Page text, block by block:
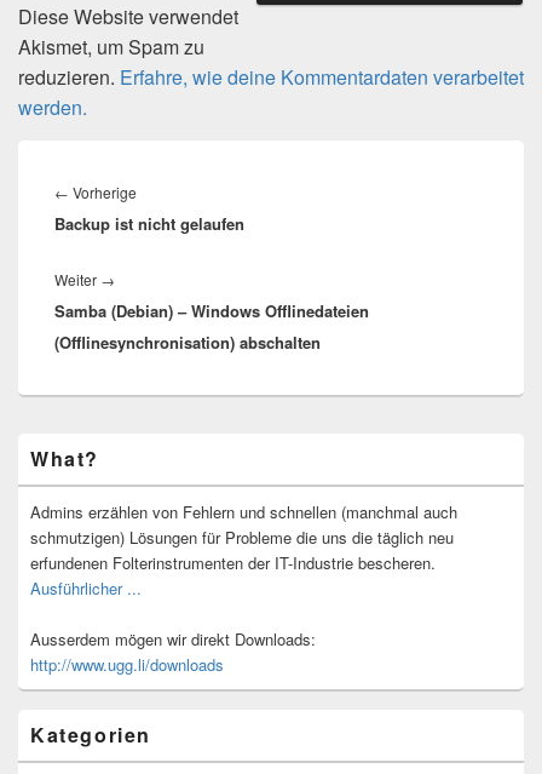
Diese Website verwendet
Akismet, um Spam zu
reduzieren. Erfahre, wie deine Kommentardaten verarbeitet
werden.
← Vorherige
Beitrag:
Backup ist nicht gelaufen
Weiter →
Beitrag:
Samba (Debian) – Windows Offlinedateien
(Offlinesynchronisation) abschalten
Seitenleisten-
Widgetbereich
What?
Admins erzählen von Fehlern und schnellen (manchmal auch
schmutzigen) Lösungen für Probleme die uns die täglich neu
erfundenen Folterinstrumenten der IT-Industrie bescheren.
Ausführlicher ...
Ausserdem mögen wir direkt Downloads:
http://www.ugg.li/downloads
Kategorien